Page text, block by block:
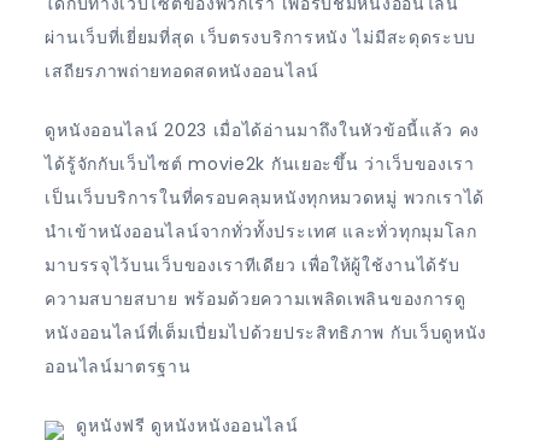
ผ่านเว็บที่เยี่ยมที่สุด เว็บตรงบริการหนัง ไม่มีสะดุดระบบ
เสถียรภาพถ่ายทอดสดหนังออนไลน์
ดูหนังออนไลน์ 2023 เมื่อได้อ่านมาถึงในหัวข้อนี้แล้ว คง
ได้รู้จักกับเว็บไซต์ movie2k กันเยอะขึ้น ว่าเว็บของเรา
เป็นเว็บบริการในที่ครอบคลุมหนังทุกหมวดหมู่ พวกเราได้
นำเข้าหนังออนไลน์จากทั่วทั้งประเทศ และทั่วทุกมุมโลก
มาบรรจุไว้บนเว็บของเราทีเดียว เพื่อให้ผู้ใช้งานได้รับ
ความสบายสบาย พร้อมด้วยความเพลิดเพลินของการดู
หนังออนไลน์ที่เต็มเปี่ยมไปด้วยประสิทธิภาพ กับเว็บดูหนัง
ออนไลน์มาตรฐาน
ดูหนังฟรี ดูหนังหนังออนไลน์